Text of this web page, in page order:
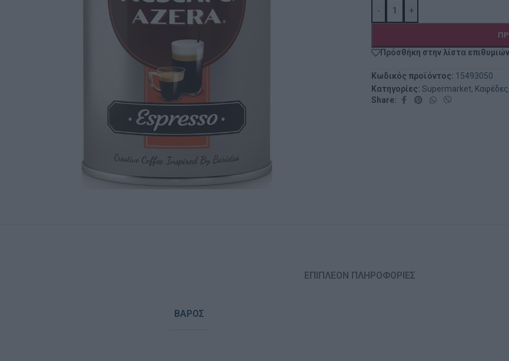
- +
Πρόσθήκη στην λίστα επιθυμιών
Κωδικός προϊόντος: 15493050
Κατηγορίες: Supermarket, Καφέδες
Share:
ΕΠΙΠΛΈΟΝ ΠΛΗΡΟΦΟΡΊΕΣ
ΒΆΡΟΣ